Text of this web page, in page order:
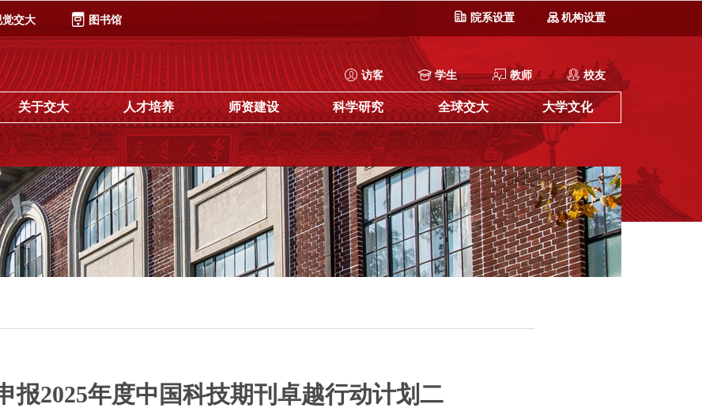
觉交大 图书馆 院系设置 机构设置
访客 学生 教师 校友
关于交大 人才培养 师资建设 科学研究 全球交大 大学文化
报2025年度中国科技期刊卓越行动计划二